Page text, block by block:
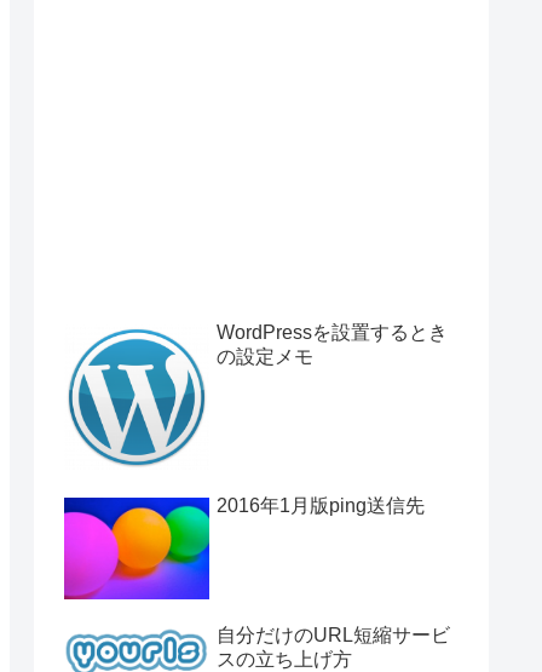
WordPressを設置するとき
の設定メモ
2016年1月版ping送信先
自分だけのURL短縮サービ
スの立ち上げ方